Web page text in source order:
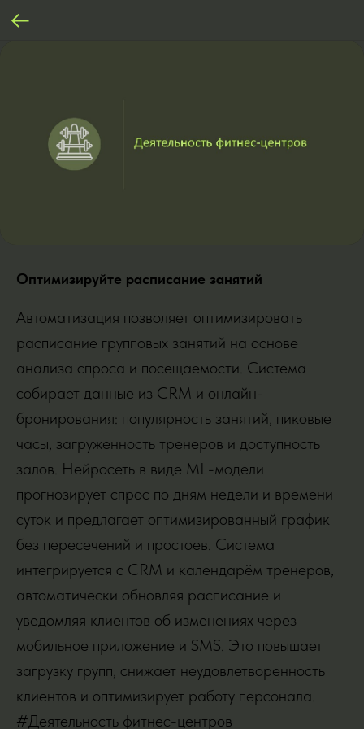
Оптимизируйте расписание занятий
Автоматизация позволяет оптимизировать
расписание групповых занятий на основе
анализа спроса и посещаемости. Система
собирает данные из CRM и онлайн-
бронирования: популярность занятий, пиковые
часы, загруженность тренеров и доступность
залов. Нейросеть в виде ML-модели
прогнозирует спрос по дням недели и времени
суток и предлагает оптимизированный график
без пересечений и простоев. Система
интегрируется с CRM и календарём тренеров,
автоматически обновляя расписание и
уведомляя клиентов об изменениях через
мобильное приложение и SMS. Это повышает
загрузку групп, снижает неудовлетворенность
клиентов и оптимизирует работу персонала.
#Деятельность фитнес-центров